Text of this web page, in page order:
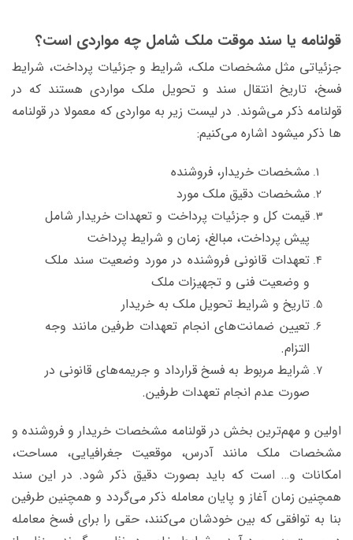
قولنامه یا سند موقت ملک شامل چه مواردی است؟
جزئیاتی مثل مشخصات ملک، شرایط و جزئیات پرداخت، شرایط
فسخ، تاریخ انتقال سند و تحویل ملک مواردی هستند که در
قولنامه ذکر می‌شوند. در لیست زیر به مواردی که معمولا در قولنامه
ها ذکر میشود اشاره می‌کنیم:
مشخصات خریدار، فروشنده
مشخصات دقیق ملک مورد
قیمت کل و جزئیات پرداخت و تعهدات خریدار شامل
پیش پرداخت، مبالغ، زمان و شرایط پرداخت
تعهدات قانونی فروشنده در مورد وضعیت سند ملک
و وضعیت فنی و تجهیزات ملک
تاریخ و شرایط تحویل ملک به خریدار
تعیین ضمانت‌های انجام تعهدات طرفین مانند وجه
التزام.
شرایط مربوط به فسخ قرارداد و جریمه‌های قانونی در
صورت عدم انجام تعهدات طرفین.
اولین و مهم‌ترین بخش در قولنامه مشخصات خریدار و فروشنده و
مشخصات ملک مانند آدرس، موقعیت جغرافیایی، مساحت،
امکانات و… است که باید بصورت دقیق ذکر شود. در این سند
همچنین زمان آغاز و پایان معامله ذکر می‌گردد و همچنین طرفین
بنا به توافقی که بین خودشان می‌کنند، حقی را برای فسخ معامله